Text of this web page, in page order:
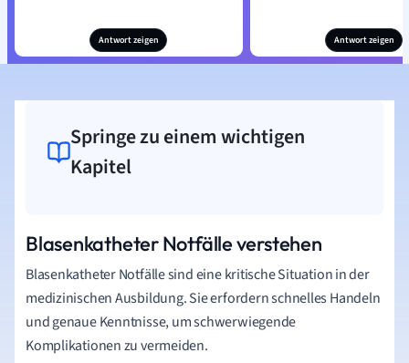
Antwort zeigen Antwort zeigen
Springe zu einem wichtigen
Kapitel
Blasenkatheter Notfälle verstehen
Blasenkatheter Notfälle sind eine kritische Situation in der
medizinischen Ausbildung. Sie erfordern schnelles Handeln
und genaue Kenntnisse, um schwerwiegende
Komplikationen zu vermeiden.